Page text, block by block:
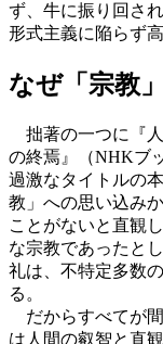
ず、牛に振り回さ
形式主義に陥らず
なぜ「宗教
拙著の一つに『
の終焉』（NHKブ
過激なタイトルの
教」への思い込み
ことがないと直観
な宗教であったと
礼は、不特定多数
る。
だからすべてが
は人間の叡智と直